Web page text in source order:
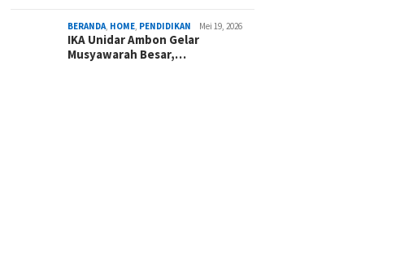
BERANDA HOME PENDIDIKAN Mei 19, 2026
IKA Unidar Ambon Gelar
Musyawarah Besar,…